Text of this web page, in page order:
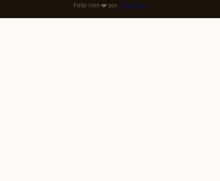
Feito com ❤️ por Rede Fast